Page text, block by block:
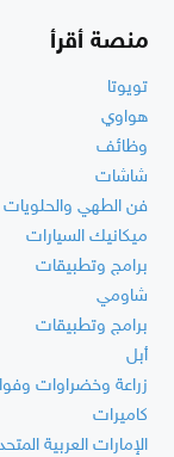
منصة أقرأ
تويوتا
هواوي
وظائف
شاشات
فن الطهي والحلويات
ميكانيك السيارات
برامج وتطبيقات
شاومي
برامج وتطبيقات
أبل
زراعة وخضراوات
كاميرات
الإمارات العربية